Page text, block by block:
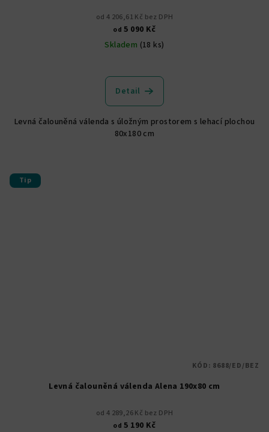
od 4 206,61 Kč bez DPH
od 5 090 Kč
Skladem (18 ks)
hodnocení
produktu
z
5
Detail
Levná čalouněná válenda s úložným prostorem s lehací plochou
80x180 cm
Tip
Levná čalouněná válenda Alena 190x80 cm
od 4 289,26 Kč bez DPH
od 5 190 Kč
KÓD: 8688/ED/BEZ